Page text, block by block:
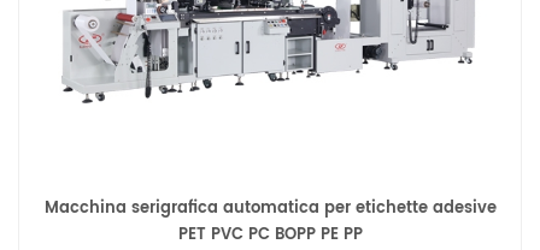
Macchina serigrafica automatica per etichette adesive
PET PVC PC BOPP PE PP